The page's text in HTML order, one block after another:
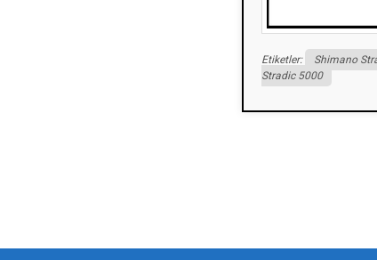
Etiketler: Shimano
Stradic 5000